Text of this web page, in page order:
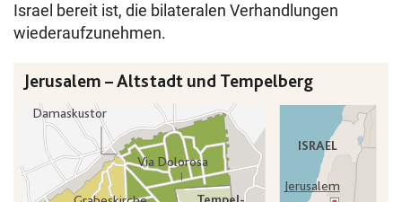
Israel bereit ist, die bilateralen Verhandlungen
wiederaufzunehmen.